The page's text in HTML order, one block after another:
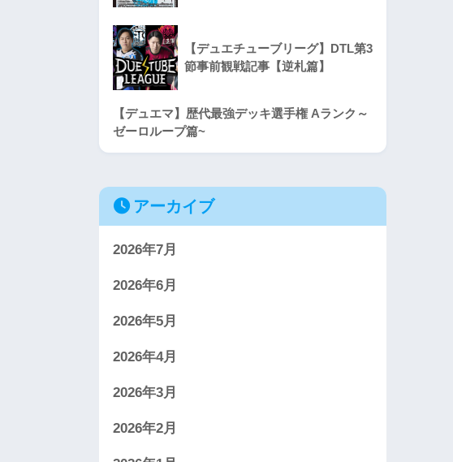
【デュエチューブリーグ】DTL第3
節事前観戦記事【逆札篇】
【デュエマ】歴代最強デッキ選手権 Aランク～
ゼーロループ篇~
アーカイブ
2026年7月
2026年6月
2026年5月
2026年4月
2026年3月
2026年2月